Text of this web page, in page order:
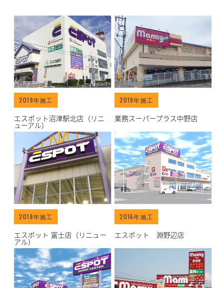
/works/archives/21">
2019年施工
エスポット沼津駅北店（リニ
ューアル）
/works/archives/20">
2019年施工
業務スーパープラス中野店
/works/archives/22">
2018年施工
エスポット 富士店（リニュー
アル）
/works/archives/1">
2016年施工
エスポット 淵野辺店